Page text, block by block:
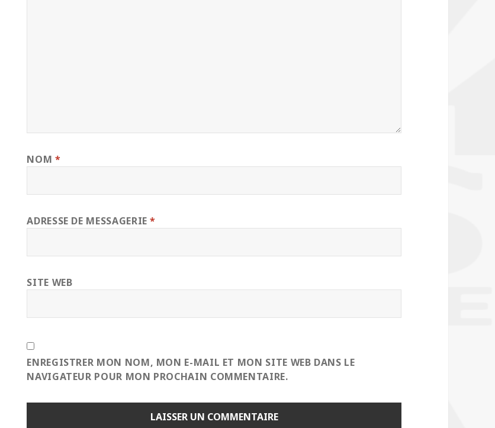
NOM *
ADRESSE DE MESSAGERIE*
SITE WEB
ENREGISTRER MON NOM, MON E-MAIL ET MON SITE WEB DANS LE
NAVIGATEUR POUR MON PROCHAIN COMMENTAIRE.